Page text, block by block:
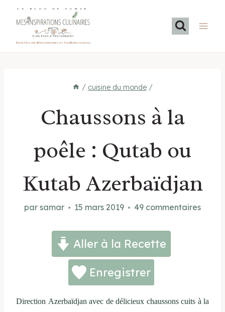
LE BLOG DE SAMAR
Recettes méditerranéennes et familiales maison
/ cuisine du monde /
Chaussons à la
poêle : Qutab ou
Kutab Azerbaïdjan
par samar 15 mars 2019 49 commentaires
Aller à la Recette
Enregistrer
Direction Azerbaïdjan avec de délicieux chaussons cuits à la